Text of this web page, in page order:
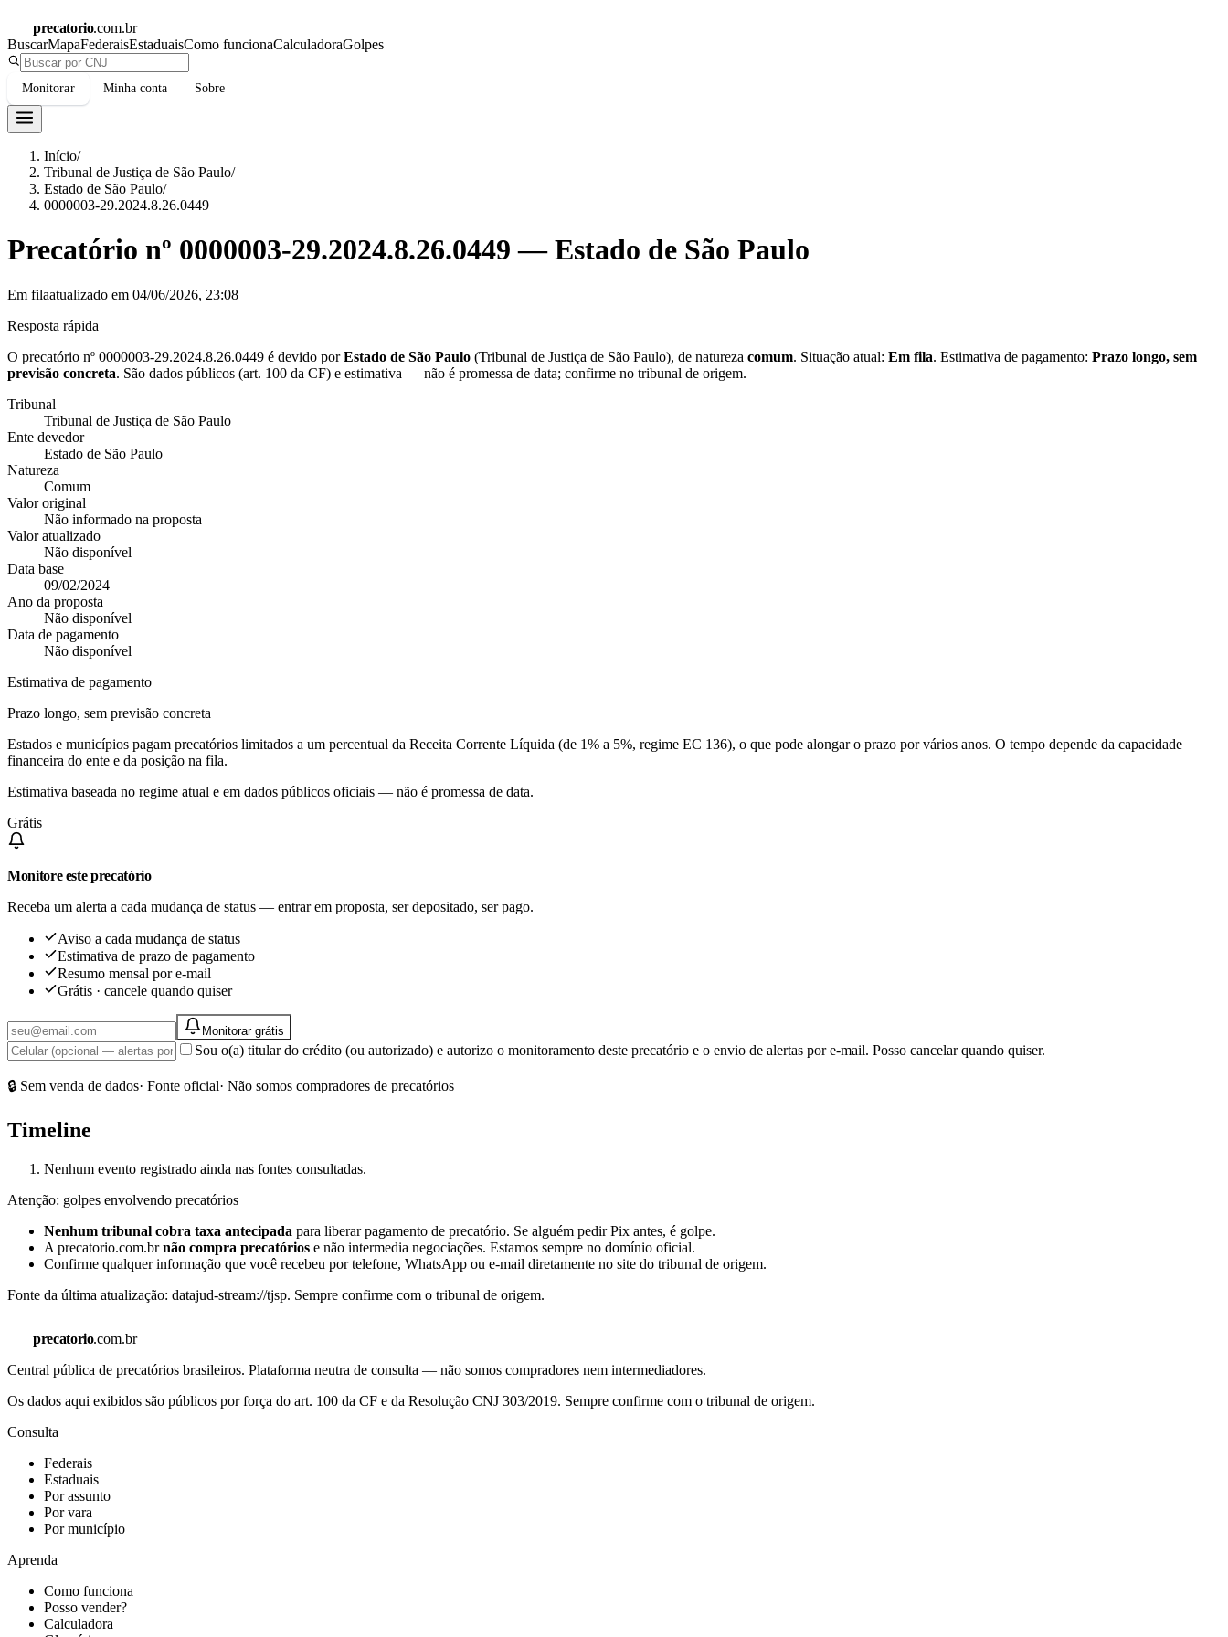
precatorio.com.br
BuscarMapaFederaisEstaduaisComo funcionaCalculadoraGolpes
Monitorar Minha conta Sobre
Início/
Tribunal de Justiça de São Paulo/
Estado de São Paulo/
0000003-29.2024.8.26.0449
Precatório nº 0000003-29.2024.8.26.0449 —Estado de São Paulo
Em filaatualizado em 04/06/2026, 23:08
Resposta rápida
O precatório nº 0000003-29.2024.8.26.0449 é devido porEstado de São Paulo (Tribunal de Justiça de São Paulo), de natureza comum. Situação atual: Em fila. Estimativa de pagamento: Prazo longo, sem
previsão concreta. São dados públicos (art. 100 da CF) e estimativa — não é promessa de data; confirme no tribunal de origem.
Tribunal
Tribunal de Justiça de São Paulo
Ente devedor
Estado de São Paulo
Natureza
Comum
Valor original
Não informado na proposta
Valor atualizado
Não disponível
Data base
09/02/2024
Ano da proposta
Não disponível
Data de pagamento
Não disponível
Estimativa de pagamento
Prazo longo, sem previsão concreta
Estados e municípios pagam precatórios limitados a um percentual da Receita Corrente Líquida (de 1% a 5%, regime EC 136), o que pode alongar o prazo por vários anos. O tempo depende da capacidade
financeira do ente e da posição na fila.
Estimativa baseada no regime atual e em dados públicos oficiais — não é promessa de data.
Grátis
Monitore este precatório
Receba um alerta a cada mudança de status — entrar em proposta, ser depositado, ser pago.
Aviso a cada mudança de status
Estimativa de prazo de pagamento
Resumo mensal por e-mail
Grátis · cancele quando quiser
Monitorar grátis
Sou o(a) titular do crédito (ou autorizado) e autorizo o monitoramento deste precatório e o envio de alertas por e-mail. Posso cancelar quando quiser.
🔒 Sem venda de dados· Fonte oficial· Não somos compradores de precatórios
Timeline
Nenhum evento registrado ainda nas fontes consultadas.
Atenção: golpes envolvendo precatórios
Nenhum tribunal cobra taxa antecipada para liberar pagamento de precatório. Se alguém pedir Pix antes, é golpe.
A precatorio.com.brnão compra precatórios e não intermedia negociações. Estamos sempre no domínio oficial.
Confirme qualquer informação que você recebeu por telefone, WhatsApp ou e-mail diretamente no site do tribunal de origem.
Fonte da última atualização: datajud-stream://tjsp. Sempre confirme com o tribunal de origem.
precatorio.com.br
Central pública de precatórios brasileiros. Plataforma neutra de consulta — não somos compradores nem intermediadores.
Os dados aqui exibidos são públicos por força do art. 100 da CF e da Resolução CNJ 303/2019. Sempre confirme com o tribunal de origem.
Consulta
Federais
Estaduais
Por assunto
Por vara
Por município
Aprenda
Como funciona
Posso vender?
Calculadora